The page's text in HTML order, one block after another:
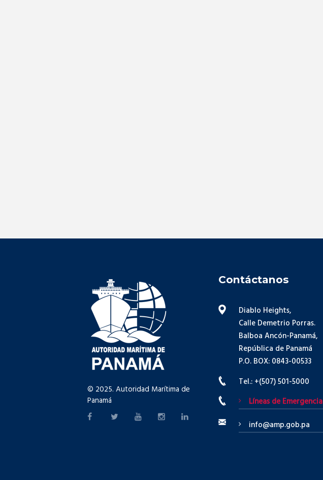
© 2025. Autoridad Marítima de
Panamá
Contáctanos
Diablo Heights,
Calle Demetrio Porras.
Balboa Ancón-Panamá,
República de Panamá
P.O. BOX: 0843-00533
Tel.: +(507) 501-5000
Líneas de Emergencia
info@amp.gob.pa